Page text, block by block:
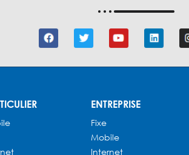
ENTREPRISE
Fixe
Mobile
Internet